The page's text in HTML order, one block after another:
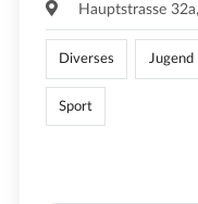
Hauptstrasse
Diverses Jugend
Sport